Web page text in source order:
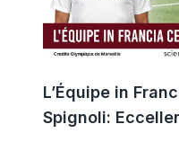
L’Équipe in
Spignoli: